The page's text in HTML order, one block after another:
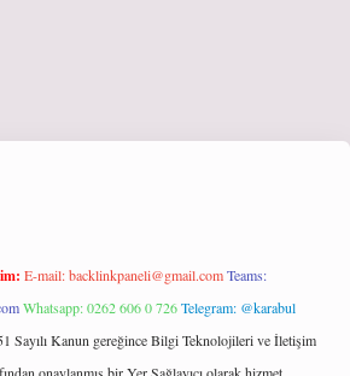
E-mail:backlinkpaneli@gmail.com Teams:
Whatsapp: 0262 606 0 726Telegram: @karabul
Sayılı Kanun gereğince Bilgi Teknolojileri ve İletişim